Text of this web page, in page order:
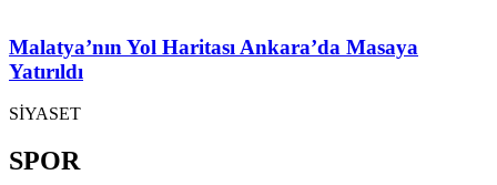
Malatya’nın Yol Haritası Ankara’da Masaya
Yatırıldı
SİYASET
SPOR